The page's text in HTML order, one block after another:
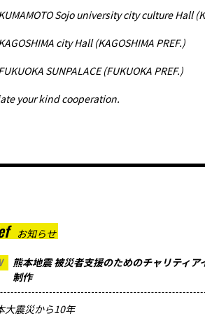
Sojo university city culture Hall
city Hall (KAGOSHIMA PREF.)
SUNPALACE (FUKUOKA PREF.)
your kind cooperation.
お知らせ
熊本地震 被災者支援のためのチャリティア
制作
大震災から10年